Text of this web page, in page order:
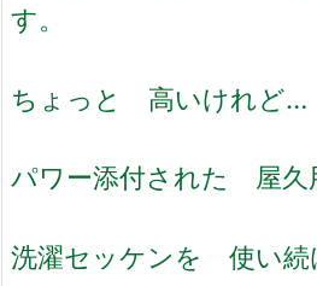
す。
ちょっと 高いけれど…
パワー添付された 屋久
洗濯セッケンを 使い続